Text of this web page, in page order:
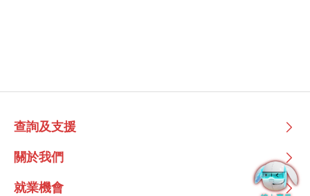
查詢及支援
關於我們
就業機會